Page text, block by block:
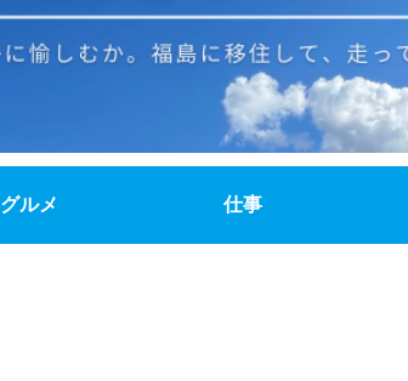
グルメ 仕事